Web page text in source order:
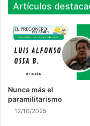
Artículos
Nunca más el
paramilitarismo
12/10/2025